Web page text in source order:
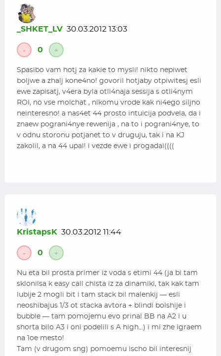
_SHKET_LV 30.03.2012 13:03
- 0 +
Spasibo vam hotj za kakie to mysli! nikto nepiwet
boljwe a zhalj kone4no! govoril hotjaby otpiwitesj esli
ewe zapisatj, v4era byla otli4naja sessija s otli4nym
ROI, no vse molchat , nikomu vrode kak ni4ego siljno
neinteresno! a nas4et 44 prosto intuicija podvela, da i
znaew pograni4nye rewenija , na to i pograni4nye, to
v odnu storonu potjanet to v druguju, tak i na KJ
zakolil, a na 44 upal! i vezde ewe i progadal((((
KristapsK 30.03.2012 11:44
- 0 +
Nu eta bil prosta primer iz voda s etimi 44 (ja bi tam
sklonilsa k easy call chista iz za dinamiki, tak kak tam
lubije 2 mogli bit i tam stack bil malenkij — esli
neoshibajus 1/3 ot stacka avtora + blindi bolshije i
bubble — tam pomojemu evo prinal BB na A2 i u
shorta bilo A3 i oni podelili s A high…) i mi zhe igraem
na 1oe mesto!
Tam (v drugom sng) pomoemu ischo bil interesnij